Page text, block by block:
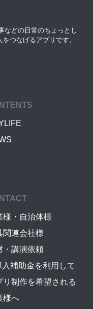
などの日常のちょっとし
つなげるアプリです。
様・自治体様
関連会社様
・講演依頼
入補助金を利用して
リ制作を希望される
様へ